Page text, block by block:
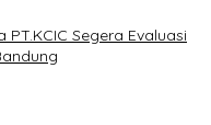
PT.KCIC Segera Evaluasi